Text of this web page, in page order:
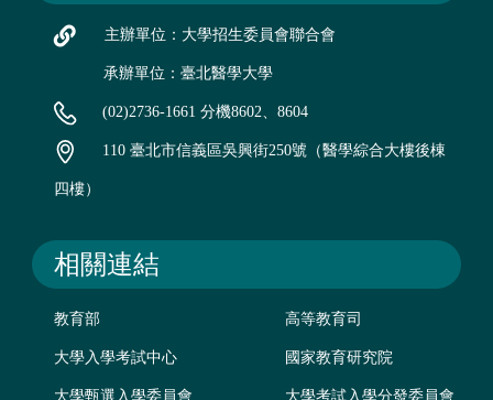
主辦單位：大學招生委員會聯合會
承辦單位：臺北醫學大學
(02)2736-1661 分機8602、8604
110 臺北市信義區吳興街250號（醫學綜合大樓後棟
四樓）
相關連結
教育部 高等教育司
大學入學考試中心 國家教育研究院
大學甄選入學委員會 大學考試入學分發委員會